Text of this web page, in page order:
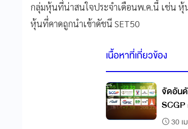
กลุ่มหุ้นที่น่าสนใจประจำเดือนพ.ค.นี้ เช่น หุ้
หุ้นที่คาดถูกนำเข้าดัชนี SET50
เนื้อหาที่เกี่ยวข้อง
จัดอันดั
30 เ